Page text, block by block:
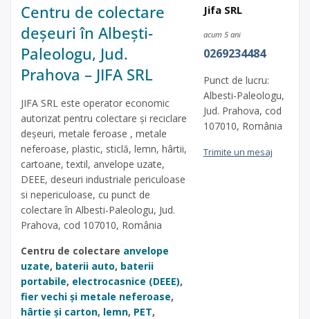
Centru de colectare
deșeuri în Albești-
Paleologu, Jud.
Prahova – JIFA SRL
JIFA SRL este operator economic
autorizat pentru colectare și reciclare
deșeuri, metale feroase , metale
neferoase, plastic, sticlă, lemn, hârtii,
cartoane, textil, anvelope uzate,
DEEE, deseuri industriale periculoase
si nepericuloase, cu punct de
colectare în Albesti-Paleologu, Jud.
Prahova, cod 107010, România
Centru de colectare anvelope
uzate, baterii auto, baterii
portabile, electrocasnice (DEEE),
fier vechi și metale neferoase,
hârtie și carton, lemn, PET,
Jifa SRL
acum 5 ani
0269234484
Punct de lucru:
Albesti-Paleologu,
Jud. Prahova, cod
107010, România
Trimite un mesaj